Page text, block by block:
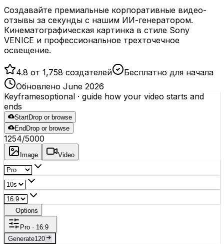
Создавайте премиальные корпоративные видео-
отзывы за секунды с нашим ИИ-генератором.
Кинематографическая картинка в стиле Sony
VENICE и профессиональное трехточечное
освещение.
4.8 от 1,758 создателей
Бесплатно для начала
Обновлено June 2026
Keyframesoptional · guide how your video starts and
ends
StartDrop or browse
End Drop or browse
1254/5000
Image Video
Options
Pro · 16:9
Generate120